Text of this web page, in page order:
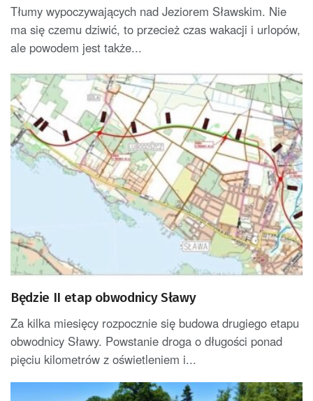
Tłumy wypoczywających nad Jeziorem Sławskim. Nie
ma się czemu dziwić, to przecież czas wakacji i urlopów,
ale powodem jest także...
Będzie II etap obwodnicy Sławy
Za kilka miesięcy rozpocznie się budowa drugiego etapu
obwodnicy Sławy. Powstanie droga o długości ponad
pięciu kilometrów z oświetleniem i...